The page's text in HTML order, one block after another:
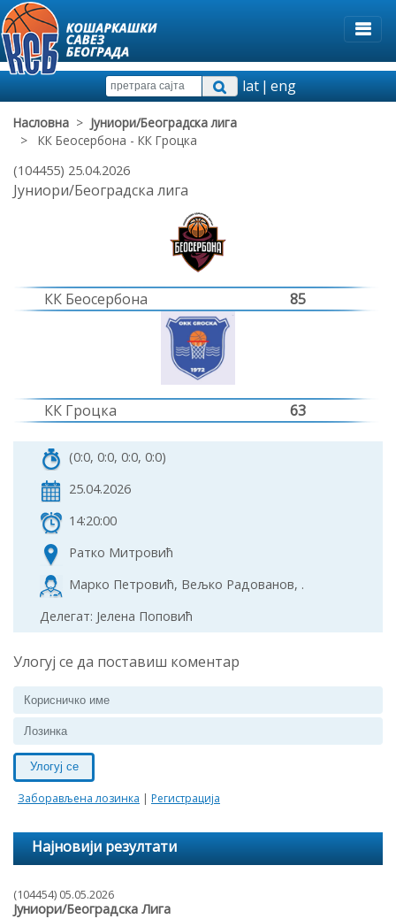
lat|eng
Насловна > Јуниори/Београдска лига
> КК Беосербона - КК Гроцка
(104455) 25.04.2026
Јуниори/Београдска лига
КК Беосербона 85
КК Гроцка 63
(0:0, 0:0, 0:0, 0:0)
25.04.2026
14:20:00
Ратко Митровић
Марко Петровић, Вељко Радованов, .
Делегат: Јелена Поповић
Улогуј се да поставиш коментар
Улогуј се
Заборављена лозинка | Регистрација
Најновији резултати
(104454) 05.05.2026
Јуниори/Београдска Лига